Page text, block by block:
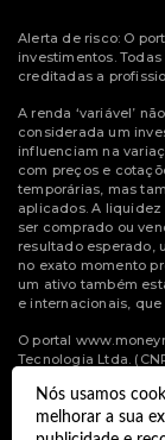
Nós usamos
melhorar a sua
Alerta de risco: O
investimentos.
creditadas a
A renda ‘variável’
considerada um
influenciam na
com preços e
temporárias, mas
aplicados. A
ser comprado ou
resultado esperado,
no exato momento
um ativo também
e internacionais,
O portal
Tecnologia Ltda.
©